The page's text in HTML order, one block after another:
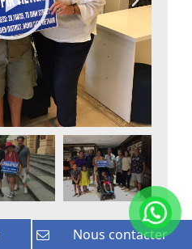
Nous contacter